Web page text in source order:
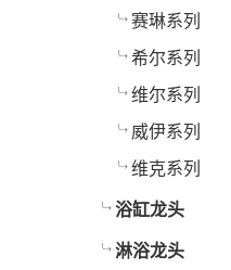
赛琳系列
希尔系列
维尔系列
威伊系列
维克系列
浴缸龙头
淋浴龙头